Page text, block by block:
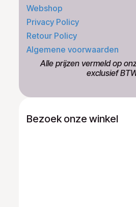
Webshop
Privacy Policy
Retour Policy
Algemene voorwaarden
​Alle prijzen vermeld op
exclusief
Bezoek onze winkel